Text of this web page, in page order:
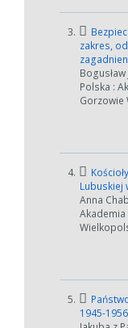
3.
zakres,
Polska :
Gorzowie
4.
Lubuskiej
Anna
Akademia
5.
1945-1956